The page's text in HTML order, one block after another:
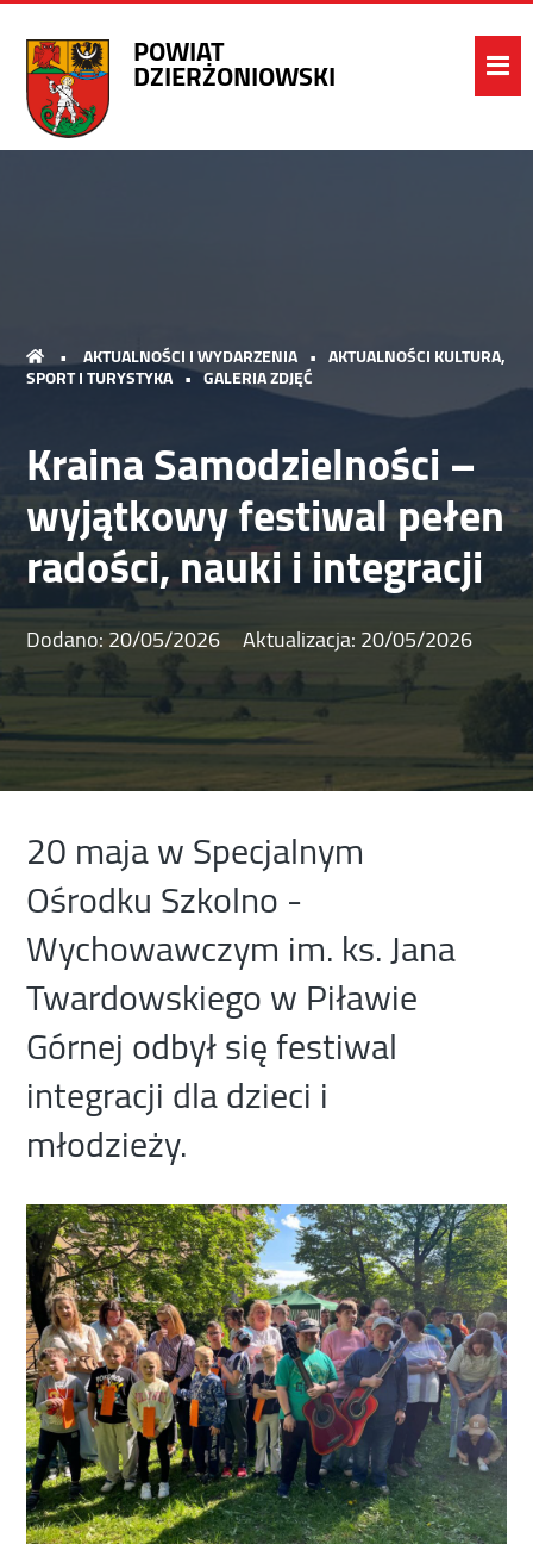
POWIAT
DZIERŻONIOWSKI
• AKTUALNOŚCI I WYDARZENIA • AKTUALNOŚCI KULTURA,
SPORT I TURYSTYKA • GALERIA ZDJĘĆ
Kraina Samodzielności –
wyjątkowy festiwal pełen
radości, nauki i integracji
Dodano:20/05/2026 Aktualizacja:20/05/2026
20 maja w Specjalnym
Ośrodku Szkolno -
Wychowawczym im. ks. Jana
Twardowskiego w Piławie
Górnej odbył się festiwal
integracji dla dzieci i
młodzieży.